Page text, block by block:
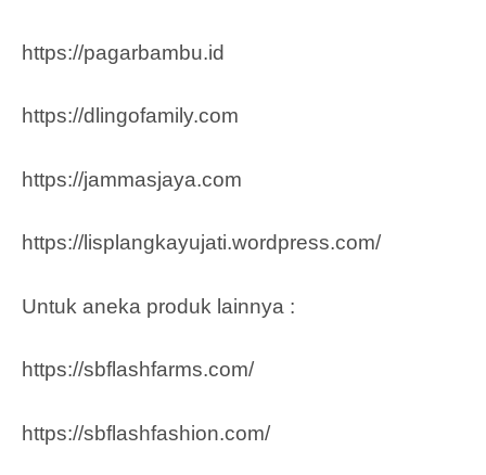
https://pagarbambu.id
https://dlingofamily.com
https://jammasjaya.com
https://lisplangkayujati.wordpress.com/
Untuk aneka produk lainnya :
https://sbflashfarms.com/
https://sbflashfashion.com/